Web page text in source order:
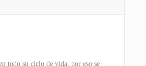
todo su ciclo de vida, por eso se